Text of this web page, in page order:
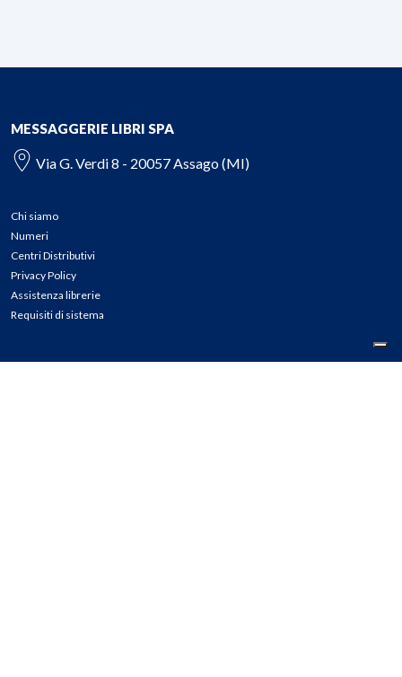
MESSAGGERIE LIBRI SPA
Via G. Verdi 8 - 20057 Assago (MI)
Chi siamo
Numeri
Centri Distributivi
Privacy Policy
Assistenza librerie
Requisiti di sistema
CONTATTI